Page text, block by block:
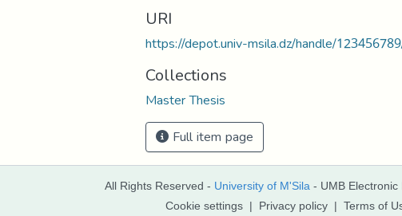
URI
https://depot.univ-msila.dz/handle/
Collections
Master Thesis
Full item page
All Rights Reserved - University of M'Sila - UMB
Cookie settings | Privacy policy | Terms of